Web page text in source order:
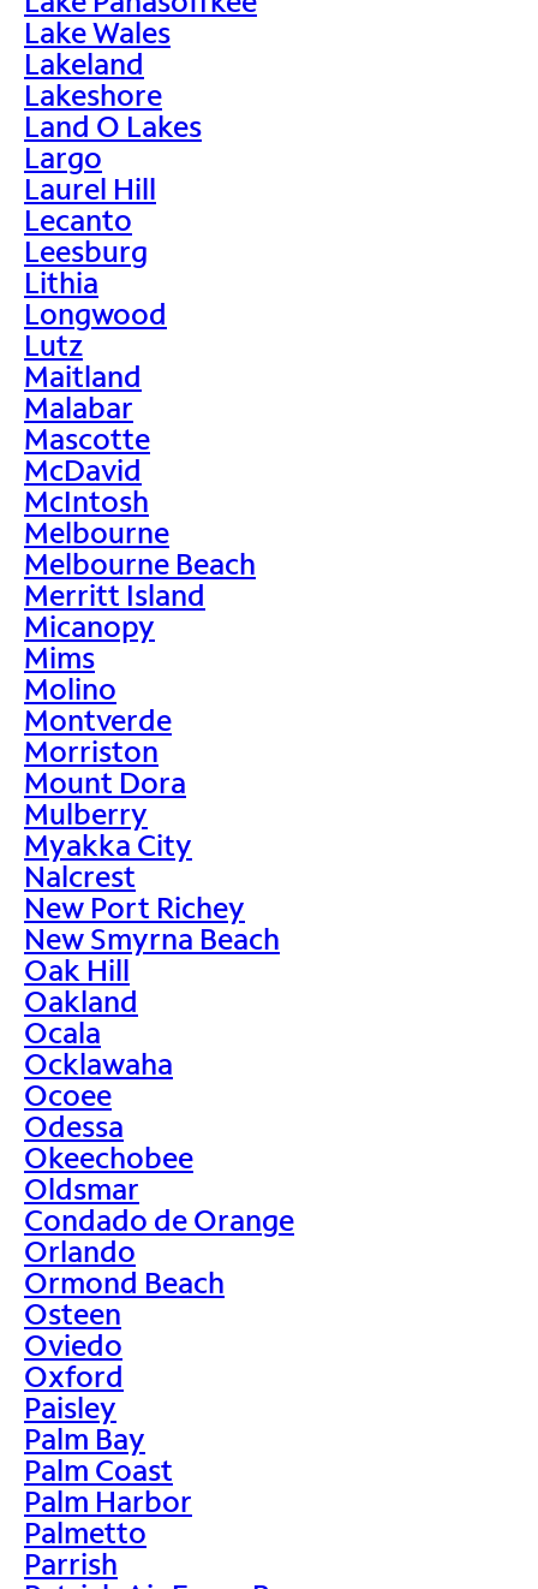
Lake Wales
Lakeland
Lakeshore
Land O Lakes
Largo
Laurel Hill
Lecanto
Leesburg
Lithia
Longwood
Lutz
Maitland
Malabar
Mascotte
McDavid
McIntosh
Melbourne
Melbourne Beach
Merritt Island
Micanopy
Mims
Molino
Montverde
Morriston
Mount Dora
Mulberry
Myakka City
Nalcrest
New Port Richey
New Smyrna Beach
Oak Hill
Oakland
Ocala
Ocklawaha
Ocoee
Odessa
Okeechobee
Oldsmar
Condado de Orange
Orlando
Ormond Beach
Osteen
Oviedo
Oxford
Paisley
Palm Bay
Palm Coast
Palm Harbor
Palmetto
Parrish